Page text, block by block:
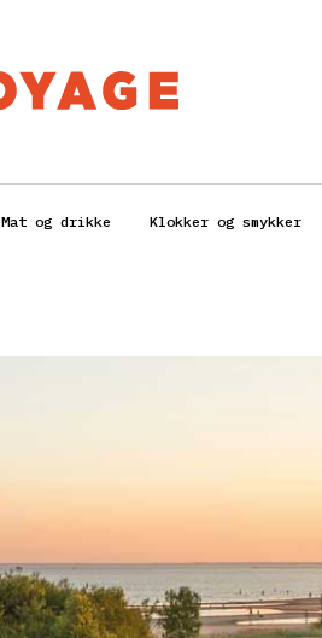
Mat og drikke Klokker og smykker